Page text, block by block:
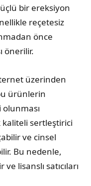
bir ereksiyon
reçetesiz
önce
önerilir.
üzerinden
ürünlerin
sertleştirici
ve cinsel
Bu nedenle,
lisanslı satıcıları